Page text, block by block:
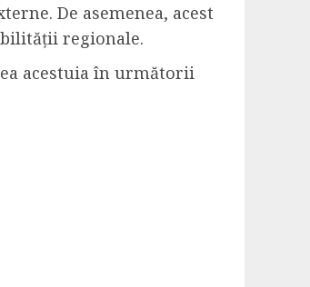
De asemenea, acest
regionale.
acestuia în următorii